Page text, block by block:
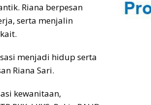
Riana berpesan
serta menjalin
menjadi hidup serta
Riana Sari.
kewanitaan,